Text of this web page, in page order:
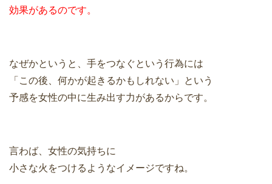
効果があるのです。
なぜかというと、手をつなぐという行為には
「この後、何かが起きるかもしれない」という
予感を女性の中に生み出す力があるからです。
言わば、女性の気持ちに
小さな火をつけるようなイメージですね。